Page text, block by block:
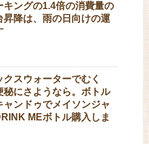
キングの1.4倍の消費量の
昇降は、雨の日向けの運
クスウォーターでむく
秘にさようなら。ボトル
ャンドゥでメイソンジャ
MEボトル購入しま